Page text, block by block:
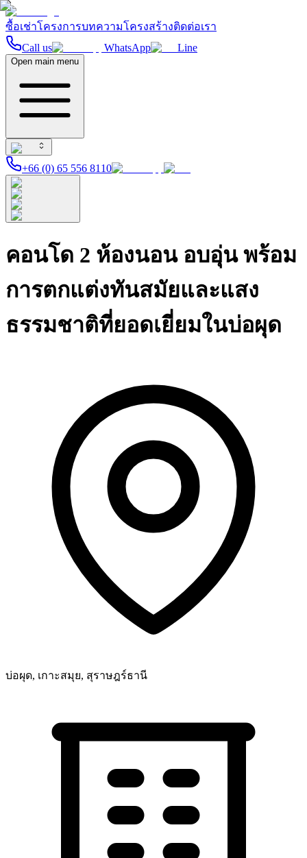
ซื้อเช่าโครงการบทความโครงสร้างติดต่อเรา
Call us
WhatsApp Line
Open main menu
+66 (0) 65 556 8110
คอนโด 2 ห้องนอน อบอุ่น พร้อม
การตกแต่งทันสมัยและแสง
ธรรมชาติที่ยอดเยี่ยมในบ่อผุด
บ่อผุด, เกาะสมุย, สุราษฎร์ธานี